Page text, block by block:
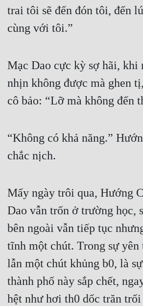
trai tôi sẽ đến đón tôi, đến
cùng với tôi.”
Mạc Dao cực kỳ sợ hãi, khi
nhịn không được mà ghen
cô bảo: “Lỡ mà không đến
“Không có khả năng.”
chắc nịch.
Mấy ngày trôi qua, Hướng
Dao vẫn trốn ở trường học,
bên ngoài vẫn tiếp tục
tĩnh một chút. Trong sự yên
lẫn một chút khủng b0, là
thành phố này sắp chết,
hệt như hơi th0 dốc trăn trối